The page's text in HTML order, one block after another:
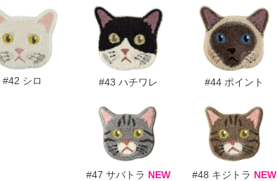
#42 シロ #43 ハチワレ #44 ポイント
#47 サバトラ NEW #48 キジトラ NEW